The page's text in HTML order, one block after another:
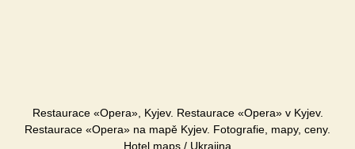
Restaurace «Opera», Kyjev. Restaurace «Opera» v Kyjev.
Restaurace «Opera» na mapě Kyjev. Fotografie, mapy, ceny.
Hotel maps / Ukrajina